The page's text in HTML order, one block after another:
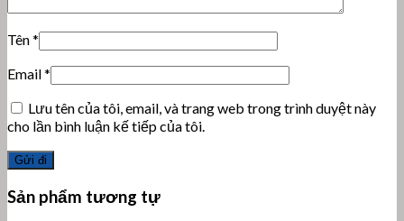
Tên*
Email*
Lưu tên của tôi, email, và trang web trong trình duyệt này
cho lần bình luận kế tiếp của tôi.
Sản phẩm tương tự